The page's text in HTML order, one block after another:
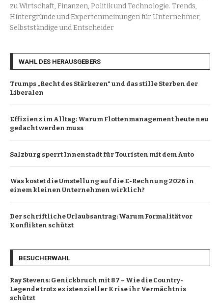
zu Wirtschaft, Finanzen, Politik und Technologie. Trends,
Hintergründe und Expertenmeinungen für Unternehmer,
Selbstständige und Entscheider
WAHL DES HERAUSGEBERS
Trumps „Recht des Stärkeren“ und das stille Sterben der
Liberalen
Effizienz im Alltag: Warum Flottenmanagement heute neu
gedacht werden muss
Salzburg sperrt Innenstadt für Touristen mit dem Auto
Was kostet die Umstellung auf die E-Rechnung 2026 in
einem kleinen Unternehmen wirklich?
Der schriftliche Urlaubsantrag: Warum Formalität vor
Konflikten schützt
BESUCHERWAHL
Ray Stevens: Genickbruch mit 87 – Wie die Country-
Legende trotz existenzieller Krise ihr Vermächtnis
schützt